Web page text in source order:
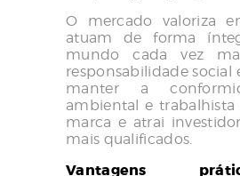
O mercado valoriza
atuam de forma
mundo cada vez
responsabilidade social
manter a
ambiental e trabalhista
marca e atrai
mais qualificados.
Vantagens